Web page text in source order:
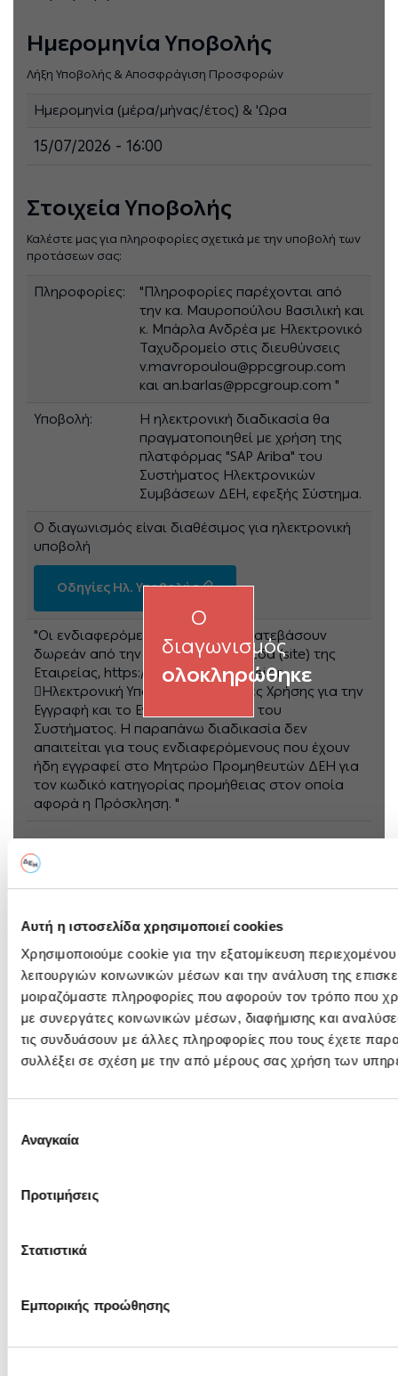
Αυτή η ιστοσελίδα χρησιμοποιεί cookies
Χρησιμοποιούμε cookie για την εξατομίκευση
λειτουργιών κοινωνικών μέσων και την ανάλυση της
μοιραζόμαστε πληροφορίες που αφορούν τον τρόπο που
με συνεργάτες κοινωνικών μέσων, διαφήμισης και
τις συνδυάσουν με άλλες πληροφορίες που τους έχετε
συλλέξει σε σχέση με την από μέρους σας χρήση των
συγκατάθεσης
Αναγκαία
Προτιμήσεις
Στατιστικά
Εμπορικής προώθησης
Ημερομηνία Υποβολής
Λήξη Υποβολής & Αποσφράγιση Προσφορών
Ημερομηνία (μέρα/μήνας/έτος) & 'Ωρα
15/07/2026 - 16:00
Στοιχεία Υποβολής
Καλέστε μας για πληροφορίες σχετικά με την υποβολή των
προτάσεων σας:
Πληροφορίες:
"Πληροφορίες παρέχονται από
την κα. Μαυροπούλου Βασιλική και
κ. Μπάρλα Ανδρέα με Ηλεκτρονικό
Ταχυδρομείο στις διευθύνσεις
v.mavropoulou@ppcgroup.com
και an.barlas@ppcgroup.com "
Υποβολή:
Η ηλεκτρονική διαδικασία θα
πραγματοποιηθεί με χρήση της
πλατφόρμας "SAP Ariba" του
Συστήματος Ηλεκτρονικών
Συμβάσεων ΔΕΗ, εφεξής Σύστημα.
Ο διαγωνισμός είναι διαθέσιμος για ηλεκτρονική
υποβολή
Οδηγίες Ηλ. Υποβολής
"Οι ενδιαφερόμενοι μπορούν να κατεβάσουν
δωρεάν από την επίσημη ιστοσελίδα (site) της
Εταιρείας, https://eprocurement.dei.gr
Ηλεκτρονική Υποβολή, τις Οδηγίες Χρήσης για την
Εγγραφή και το Εγχειρίδιο Χρήσης του
Συστήματος. Η παραπάνω διαδικασία δεν
απαιτείται για τους ενδιαφερόμενους που έχουν
ήδη εγγραφεί στο Μητρώο Προμηθευτών ΔΕΗ για
τον κωδικό κατηγορίας προμήθειας στον οποία
αφορά η Πρόσκληση. "
Πληροφορίες Διαγωνισμού
Αντικείμενο:
Υποστηρικτικές υπηρεσίες
ΤΠΑΣ Μεγαλόπολης Η ημερομηνία
λόγους
Πρόσκληση: Τεύχος: ΔΠΛΠ-2365 Αφορά
Ανακοινώσεις &
Αρχική Ανακ.
Διεύθυνση
Συνημμένα Αρχεία
O
διαγωνισμός
ολοκληρώθηκε